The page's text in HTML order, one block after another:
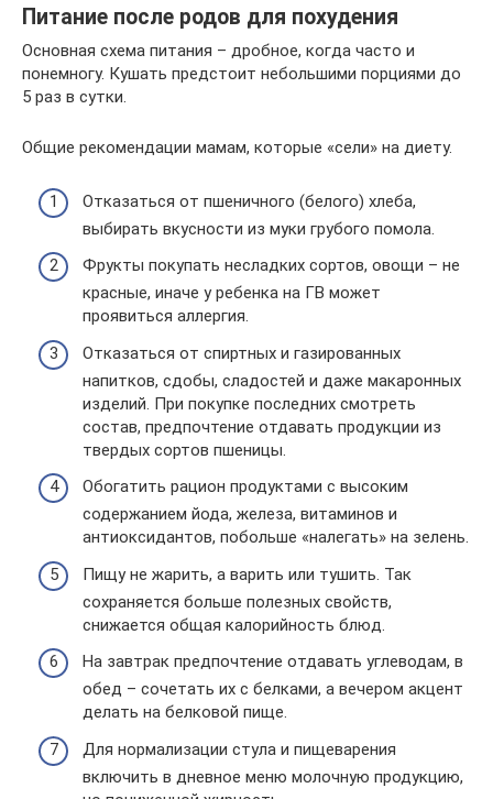
Питание после родов для похудения
Основная схема питания – дробное, когда часто и
понемногу. Кушать предстоит небольшими порциями до
5 раз в сутки.
Общие рекомендации мамам, которые «сели» на диету.
Отказаться от пшеничного (белого) хлеба,
выбирать вкусности из муки грубого помола.
Фрукты покупать несладких сортов, овощи – не
красные, иначе у ребенка на ГВ может
проявиться аллергия.
Отказаться от спиртных и газированных
напитков, сдобы, сладостей и даже макаронных
изделий. При покупке последних смотреть
состав, предпочтение отдавать продукции из
твердых сортов пшеницы.
Обогатить рацион продуктами с высоким
содержанием йода, железа, витаминов и
антиоксидантов, побольше «налегать» на зелень.
Пищу не жарить, а варить или тушить. Так
сохраняется больше полезных свойств,
снижается общая калорийность блюд.
На завтрак предпочтение отдавать углеводам, в
обед – сочетать их с белками, а вечером акцент
делать на белковой пище.
Для нормализации стула и пищеварения
включить в дневное меню молочную продукцию,